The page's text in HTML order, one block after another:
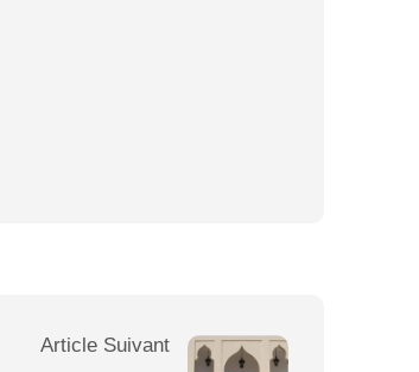
Article Suivant